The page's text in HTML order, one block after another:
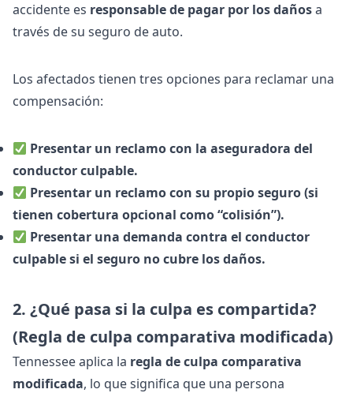
accidente es responsable de pagar por los dañosa
través de su seguro de auto.
Los afectados tienen tres opciones para reclamar una
compensación:
Presentar un reclamo con la aseguradora del
conductor culpable.
Presentar un reclamo con su propio seguro (si
tienen cobertura opcional como “colisión”).
Presentar una demanda contra el conductor
culpable si el seguro no cubre los daños.
2. ¿Qué pasa si la culpa es compartida?
(Regla de culpa comparativa modificada)
Tennessee aplica la regla de culpa comparativa
modificada, lo que significa que una persona